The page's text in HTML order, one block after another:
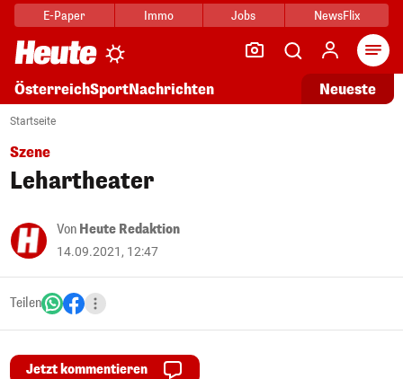
E-Paper Immo Jobs NewsFlix
ÖsterreichSportNachrichten Neueste
Startseite
Szene
Lehartheater
Von Heute Redaktion
14.09.2021, 12:47
Teilen
Jetzt kommentieren